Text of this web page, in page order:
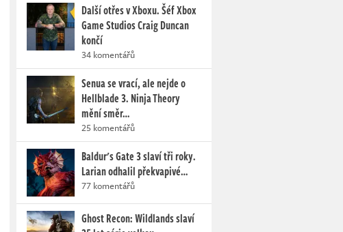
Další otřes v Xboxu. Šéf Xbox
Game Studios Craig Duncan
končí
34 komentářů
Senua se vrací, ale nejde o
Hellblade 3. Ninja Theory
mění směr…
25 komentářů
Baldur's Gate 3 slaví tři roky.
Larian odhalil překvapivé…
77 komentářů
Ghost Recon: Wildlands slaví